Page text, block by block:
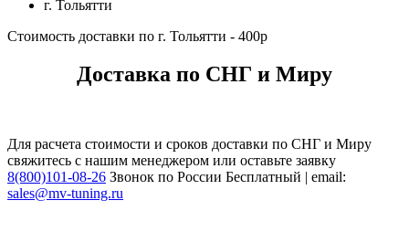
г. Тольятти
Стоимость доставки по г. Тольятти - 400р
Доставка по СНГ и Миру
Для расчета стоимости и сроков доставки по СНГ и Миру
свяжитесь с нашим менеджером или оставьте заявку
8(800)101-08-26 Звонок по России Бесплатный | email:
sales@mv-tuning.ru